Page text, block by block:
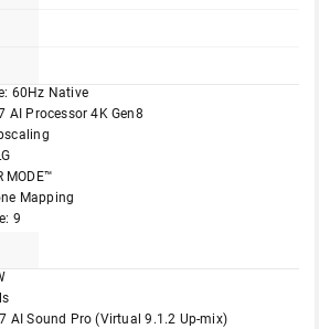
60Hz Native
AI Processor 4K Gen8
MODE™
Mapping
9
AI Sound Pro (Virtual 9.1.2 Up-mix)